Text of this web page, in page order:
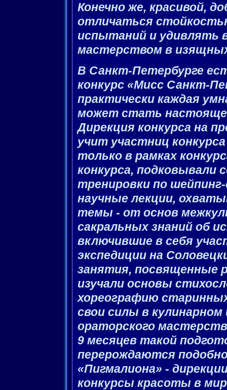
Конечно же, красивой,
отличаться
испытаний и удивлять
мастерством в
В Санкт-Петербурге
конкурс «Мисс Санкт-
практически каждая
может стать
Дирекция конкурса на
учит участниц
только в рамках
конкурса, подковывали
тренировки по
научные лекции,
темы - от основ
сакральных знаний об
включившие в себя
экспедиции на
занятия, посвященные
изучали основы
хореографию
свои силы в
ораторского
9 месяцев такой
перерождаются
«Пигмалиона» -
конкурсы красоты в